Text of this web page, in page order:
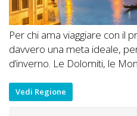
Per chi ama viaggiare con il
davvero una meta ideale,
d’inverno. Le Dolomiti, le
Vedi Regione